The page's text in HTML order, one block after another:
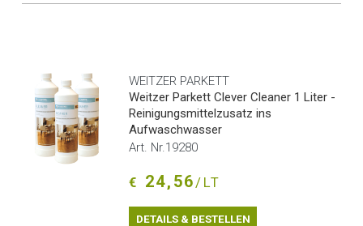
WEITZER PARKETT
Weitzer Parkett Clever Cleaner 1 Liter -
Reinigungsmittelzusatz ins
Aufwaschwasser
Art. Nr.19280
€ 24,56/LT
DETAILS & BESTELLEN